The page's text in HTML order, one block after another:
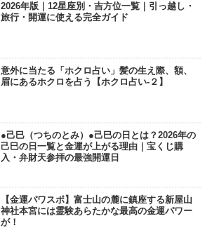
2026年版｜12星座別・吉方位一覧｜引っ越し・
旅行・開運に使える完全ガイド
意外に当たる「ホクロ占い」髪の生え際、額、
眉にあるホクロを占う【ホクロ占い‐２】
●己巳（つちのとみ）●己巳の日とは？2026年の
己巳の日一覧と金運が上がる理由｜宝くじ購
入・弁財天参拝の最強開運日
【金運パワスポ】富士山の麓に鎮座する新屋山
神社本宮には霊験あらたかな最高の金運パワー
が！